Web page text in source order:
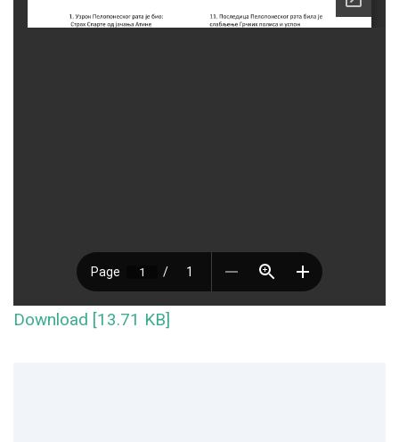
Download [13.71 KB]